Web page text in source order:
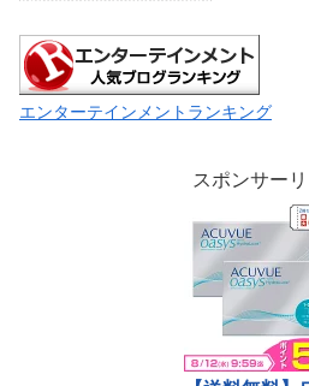
エンターテインメントランキング
スポンサー